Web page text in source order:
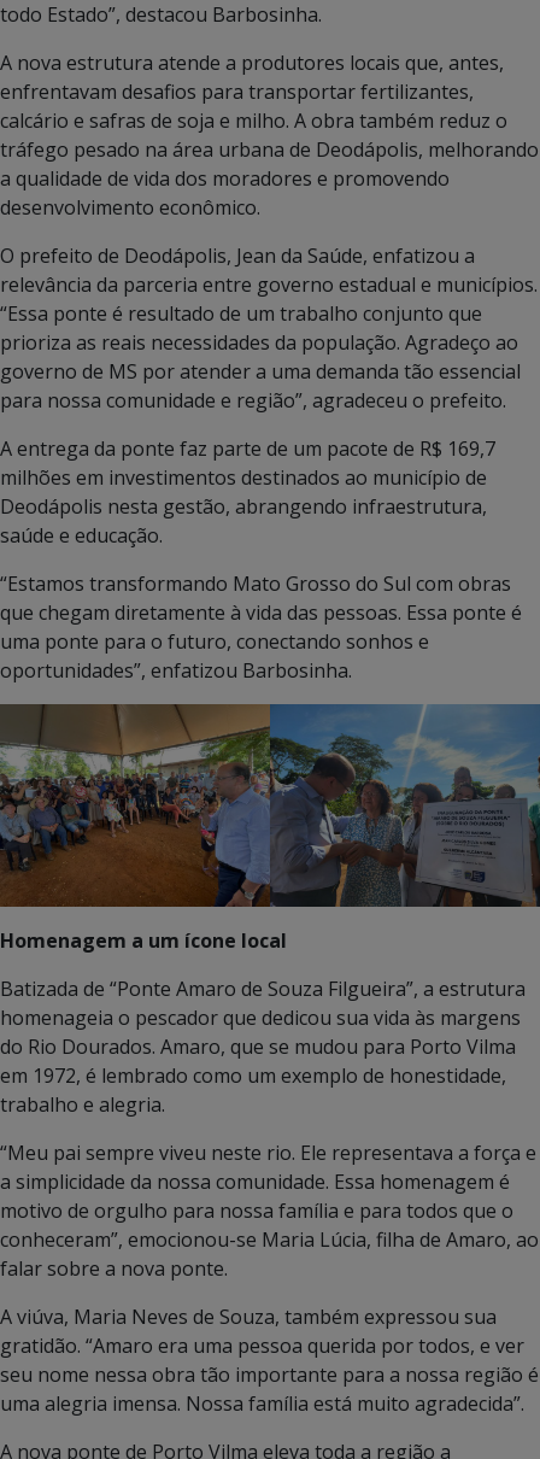
todo Estado”, destacou Barbosinha.
A nova estrutura atende a produtores locais que, antes,
enfrentavam desafios para transportar fertilizantes,
calcário e safras de soja e milho. A obra também reduz o
tráfego pesado na área urbana de Deodápolis, melhorando
a qualidade de vida dos moradores e promovendo
desenvolvimento econômico.
O prefeito de Deodápolis, Jean da Saúde, enfatizou a
relevância da parceria entre governo estadual e municípios.
“Essa ponte é resultado de um trabalho conjunto que
prioriza as reais necessidades da população. Agradeço ao
governo de MS por atender a uma demanda tão essencial
para nossa comunidade e região”, agradeceu o prefeito.
A entrega da ponte faz parte de um pacote de R$ 169,7
milhões em investimentos destinados ao município de
Deodápolis nesta gestão, abrangendo infraestrutura,
saúde e educação.
“Estamos transformando Mato Grosso do Sul com obras
que chegam diretamente à vida das pessoas. Essa ponte é
uma ponte para o futuro, conectando sonhos e
oportunidades”, enfatizou Barbosinha.
Homenagem a um ícone local
Batizada de “Ponte Amaro de Souza Filgueira”, a estrutura
homenageia o pescador que dedicou sua vida às margens
do Rio Dourados. Amaro, que se mudou para Porto Vilma
em 1972, é lembrado como um exemplo de honestidade,
trabalho e alegria.
“Meu pai sempre viveu neste rio. Ele representava a força e
a simplicidade da nossa comunidade. Essa homenagem é
motivo de orgulho para nossa família e para todos que o
conheceram”, emocionou-se Maria Lúcia, filha de Amaro, ao
falar sobre a nova ponte.
A viúva, Maria Neves de Souza, também expressou sua
gratidão. “Amaro era uma pessoa querida por todos, e ver
seu nome nessa obra tão importante para a nossa região é
uma alegria imensa. Nossa família está muito agradecida”.
A nova ponte de Porto Vilma eleva toda a região a